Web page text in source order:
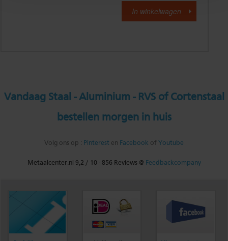
Vandaag Staal - Aluminium - RVS of Cortenstaal
bestellen morgen in huis
Volg ons op : Pinterest en Facebook of Youtube
Metaalcenter.nl 9,2 / 10 -856 Reviews @ Feedbackcompany